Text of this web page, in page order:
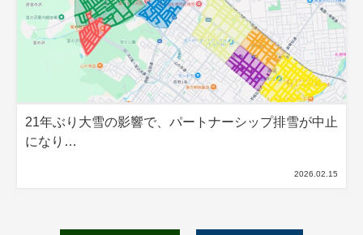
21年ぶり大雪の影響で、パートナーシップ排雪が中止
になり…
2026.02.15